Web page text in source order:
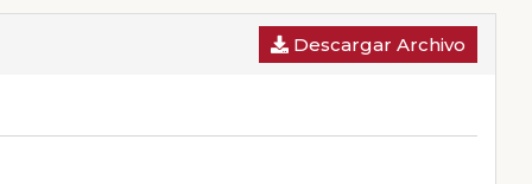
Descargar Archivo